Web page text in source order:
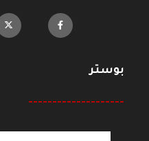
بوستر
--------------------